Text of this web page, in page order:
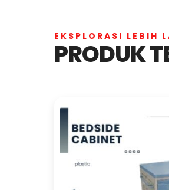
EKSPLORASI LEBIH
PRODUK